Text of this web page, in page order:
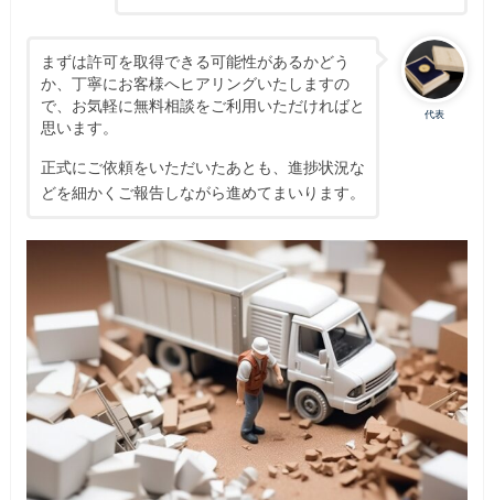
代表
まずは許可を取得できる可能性があるかどう
か、丁寧にお客様へヒアリングいたしますの
で、お気軽に無料相談をご利用いただければと
思います。
正式にご依頼をいただいたあとも、進捗状況な
どを細かくご報告しながら進めてまいります。